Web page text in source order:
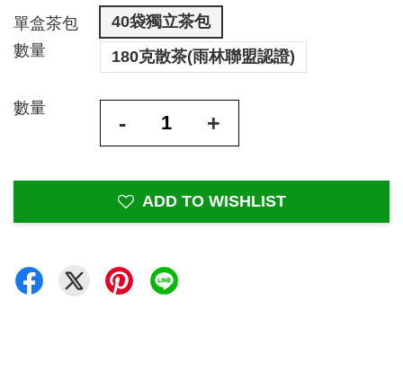
單盒茶包
數量
40袋獨立茶包
180克散茶(雨林聯盟認證)
數量
- +
ADD TO WISHLIST